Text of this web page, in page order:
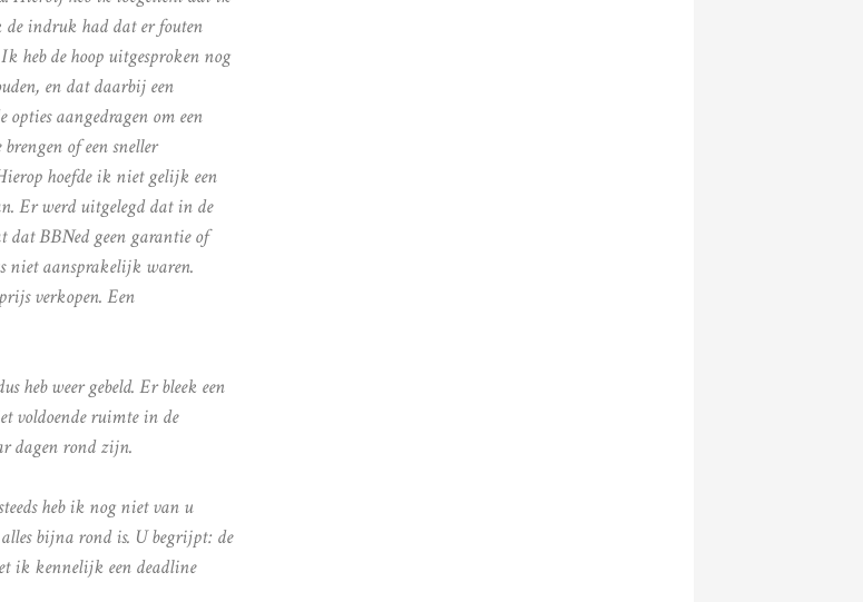
de indruk had dat er fouten
heb de hoop uitgesproken nog
en dat daarbij een
aangedragen om een
of een sneller
hoefde ik niet gelijk een
Er werd uitgelegd dat in de
dat BBNed geen garantie of
niet aansprakelijk waren.
verkopen. Een
heb weer gebeld. Er bleek een
voldoende ruimte in de
dagen rond zijn.
heb ik nog niet van u
bijna rond is. U begrijpt: de
ik kennelijk een deadline